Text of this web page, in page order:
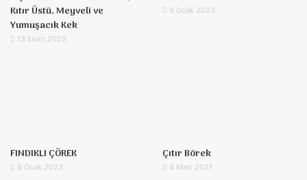
Kıtır Üstü, Meyveli ve
Yumuşacık Kek
13 Ekim 2025
9 Ocak 2023
FINDIKLI ÇÖREK
8 Ocak 2023
Çıtır Börek
4 Mart 2021